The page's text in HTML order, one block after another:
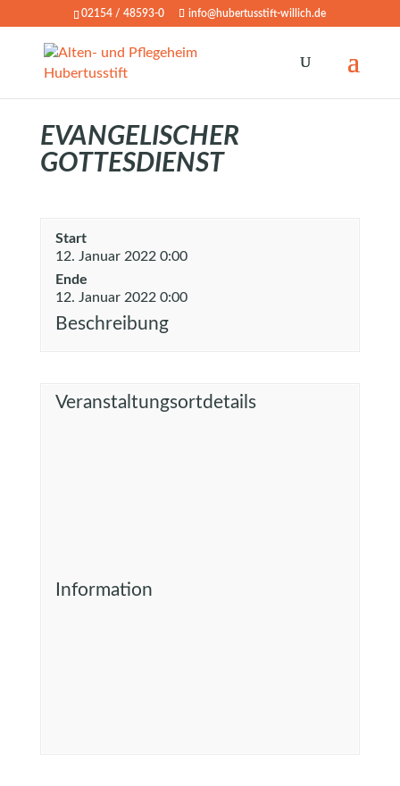
02154 / 48593-0 info@hubertusstift-willich.de
EVANGELISCHER
GOTTESDIENST
Start
12. Januar 2022 0:00
Ende
12. Januar 2022 0:00
Beschreibung
Veranstaltungsortdetails
Information